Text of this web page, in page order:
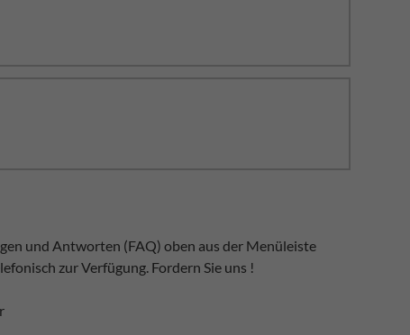
und Antworten (FAQ) oben aus der Menüleiste
zur Verfügung. Fordern Sie uns !